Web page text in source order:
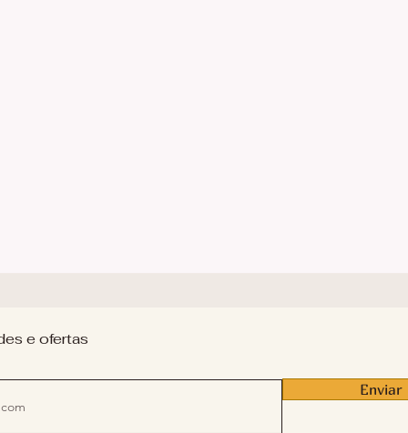
e ofertas
Enviar